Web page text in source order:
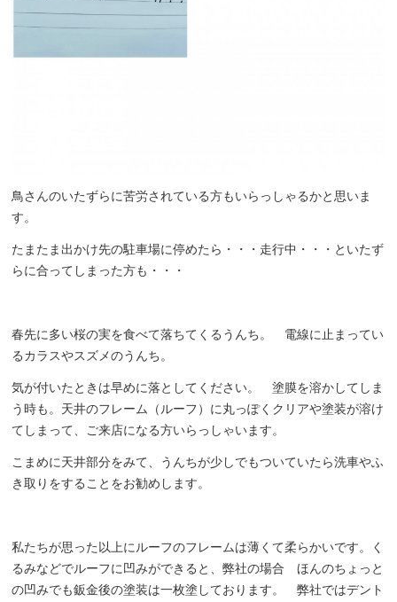
鳥さんのいたずらに苦労されている方もいらっしゃるかと思いま
す。
たまたま出かけ先の駐車場に停めたら・・・走行中・・・といたず
らに合ってしまった方も・・・
春先に多い桜の実を食べて落ちてくるうんち。 電線に止まってい
るカラスやスズメのうんち。
気が付いたときは早めに落としてください。 塗膜を溶かしてしま
う時も。天井のフレーム（ルーフ）に丸っぽくクリアや塗装が溶け
てしまって、ご来店になる方いらっしゃいます。
こまめに天井部分をみて、うんちが少しでもついていたら洗車やふ
き取りをすることをお勧めします。
私たちが思った以上にルーフのフレームは薄くて柔らかいです。く
るみなどでルーフに凹みができると、弊社の場合 ほんのちょっと
の凹みでも鈑金後の塗装は一枚塗しております。 弊社ではデント